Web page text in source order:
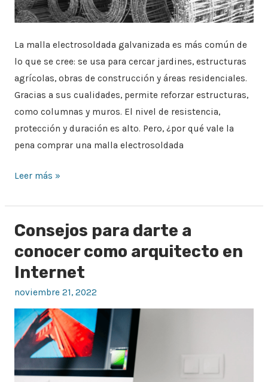
La malla electrosoldada galvanizada es más común de
lo que se cree: se usa para cercar jardines, estructuras
agrícolas, obras de construcción y áreas residenciales.
Gracias a sus cualidades, permite reforzar estructuras,
como columnas y muros. El nivel de resistencia,
protección y duración es alto. Pero, ¿por qué vale la
pena comprar una malla electrosoldada
Leer más »
Consejos para darte a
conocer como arquitecto en
Internet
noviembre 21, 2022
Consejos
a
conocer
como
arquitecto
en
Internet